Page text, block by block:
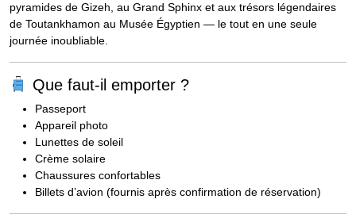
pyramides de Gizeh, au Grand Sphinx et aux trésors légendaires
de Toutankhamon au Musée Égyptien — le tout en une seule
journée inoubliable.
Que faut-il emporter ?
Passeport
Appareil photo
Lunettes de soleil
Crème solaire
Chaussures confortables
Billets d’avion (fournis après confirmation de réservation)